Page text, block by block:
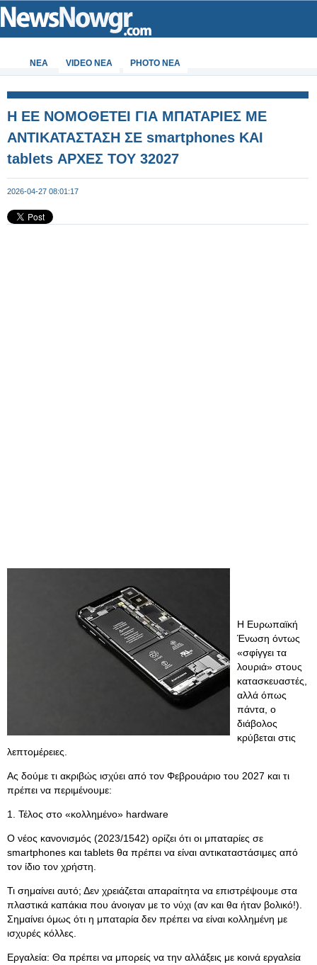
ΝΕΑ VIDEO NEA PHOTO NEA
Η ΕΕ ΝΟΜΟΘΕΤΕΙ ΓΙΑ ΜΠΑΤΑΡΙΕΣ ΜΕ
ΑΝΤΙΚΑΤΑΣΤΑΣΗ ΣΕ smartphones ΚΑΙ
tablets ΑΡΧΕΣ ΤΟΥ 32027
2026-04-27 08:01:17
Η Ευρωπαϊκή
Ένωση όντως
«σφίγγει τα
λουριά» στους
κατασκευαστές,
αλλά όπως
πάντα, ο
διάβολος
κρύβεται στις
λεπτομέρειες.
Ας δούμε τι ακριβώς ισχύει από τον Φεβρουάριο του 2027 και τι
πρέπει να περιμένουμε:
1. Τέλος στο «κολλημένο» hardware
Ο νέος κανονισμός (2023/1542) ορίζει ότι οι μπαταρίες σε
smartphones και tablets θα πρέπει να είναι αντικαταστάσιμες από
τον ίδιο τον χρήστη.
Τι σημαίνει αυτό; Δεν χρειάζεται απαραίτητα να επιστρέψουμε στα
πλαστικά καπάκια που άνοιγαν με το νύχι (αν και θα ήταν βολικό!).
Σημαίνει όμως ότι η μπαταρία δεν πρέπει να είναι κολλημένη με
ισχυρές κόλλες.
Εργαλεία: Θα πρέπει να μπορείς να την αλλάξεις με κοινά εργαλεία